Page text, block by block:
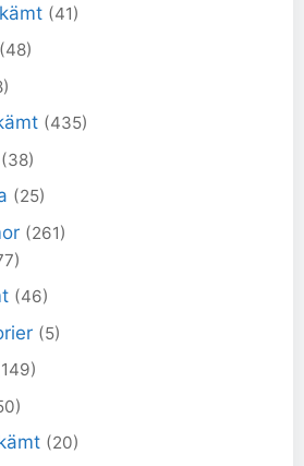
(41)
(48)
(435)
(38)
(25)
(261)
(46)
(5)
(20)